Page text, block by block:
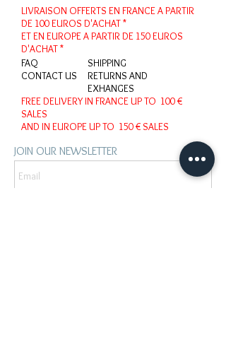
LIVRAISON OFFERTS EN FRANCEA PARTIR
DE 100 EUROS D'ACHAT *
ET EN EUROPEA PARTIR DE 150 EUROS
D'ACHAT *
FAQ
CONTACT US
SHIPPING
RETURNS AND
EXHANGES
FREE DELIVERY IN FRANCE UP TO 100 €
SALES
AND IN EUROPE UP TO 150 € SALES
JOIN OUR NEWSLETTER